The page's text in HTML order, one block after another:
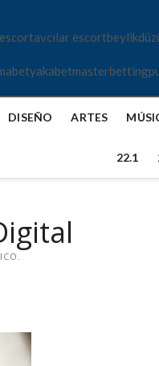
avcılar escort
yakabetmasterbetting
DISEÑO ARTES
22.1